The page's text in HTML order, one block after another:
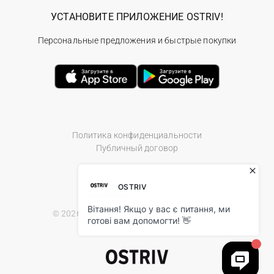
Политика конфиденциальности
Публичный договор
© 2026 Ostriv.ua Store. All Rights Reserved.
УСТАНОВИТЕ ПРИЛОЖЕНИЕ OSTRIV!
Персональные предложения и быстрые покупки